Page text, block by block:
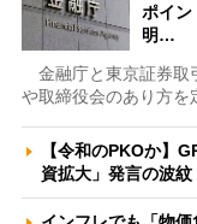
ポイ
明…
金融庁と東京証券取
や取締役会のあり方を
【令和のPKOか】
資拡大」発言の波